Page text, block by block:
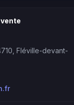
Fléville-devant-